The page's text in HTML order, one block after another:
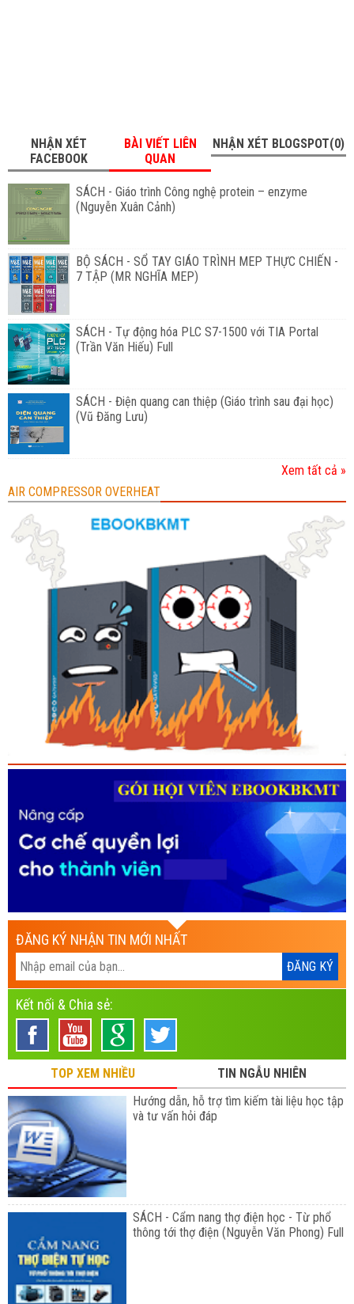
NHẬN XÉT
FACEBOOK
BÀI VIẾT LIÊN
QUAN
NHẬN XÉT BLOGSPOT(0)
SÁCH - Giáo trình Công nghệ protein – enzyme
(Nguyễn Xuân Cảnh)
BỘ SÁCH - SỔ TAY GIÁO TRÌNH MEP THỰC CHIẾN -
7 TẬP (MR NGHĨA MEP)
SÁCH - Tự động hóa PLC S7-1500 với TIA Portal
(Trần Văn Hiếu) Full
SÁCH - Điện quang can thiệp (Giáo trình sau đại học)
(Vũ Đăng Lưu)
Xem tất cả »
AIR COMPRESSOR OVERHEAT
ĐĂNG KÝ NHẬN TIN MỚI NHẤT
Kết nối & Chia sẻ:
TOP XEM NHIỀU
TIN NGẪU NHIÊN
Hướng dẫn, hỗ trợ tìm kiếm tài liệu học tập
và tư vấn hỏi đáp
SÁCH - Cẩm nang thợ điện học - Từ phổ
thông tới thợ điện (Nguyễn Văn Phong) Full